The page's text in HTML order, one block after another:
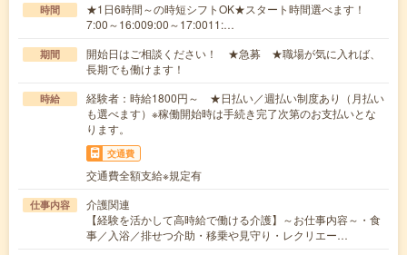
時間
★1日6時間～の時短シフトOK★スタート時間選べます！
7:00～16:009:00～17:0011:…
期間
開始日はご相談ください！ ★急募 ★職場が気に入れば、
長期でも働けます！
時給
経験者：時給1800円～ ★日払い／週払い制度あり（月払い
も選べます）※稼働開始時は手続き完了次第のお支払いとな
ります。
交通費
交通費全額支給※規定有
仕事内容
介護関連
【経験を活かして高時給で働ける介護】～お仕事内容～・食
事／入浴／排せつ介助・移乗や見守り・レクリエー…